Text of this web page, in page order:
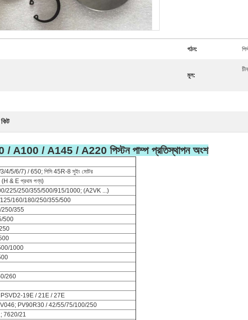
গঠন:
মূল:
চীন
/ A145 / A220 পিস্টন পাম্প প্রতিস্থাপন অংশ
5/6/7) / 650; পিসি 45R-8 সুইং মোটর
& E প্রথম পণ্য)
225/250/355/500/915/1000; (A2VK ...)
160/180/250/355/500
250/355
500
1000
260
19E / 21E / 27E
PV90R30 / 42/55/75/100/250
7620/21